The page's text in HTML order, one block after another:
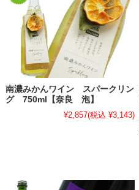
南濃みかんワイン スパークリン
グ 750ml【奈良 泡】
¥2,857(税込 ¥3,143)